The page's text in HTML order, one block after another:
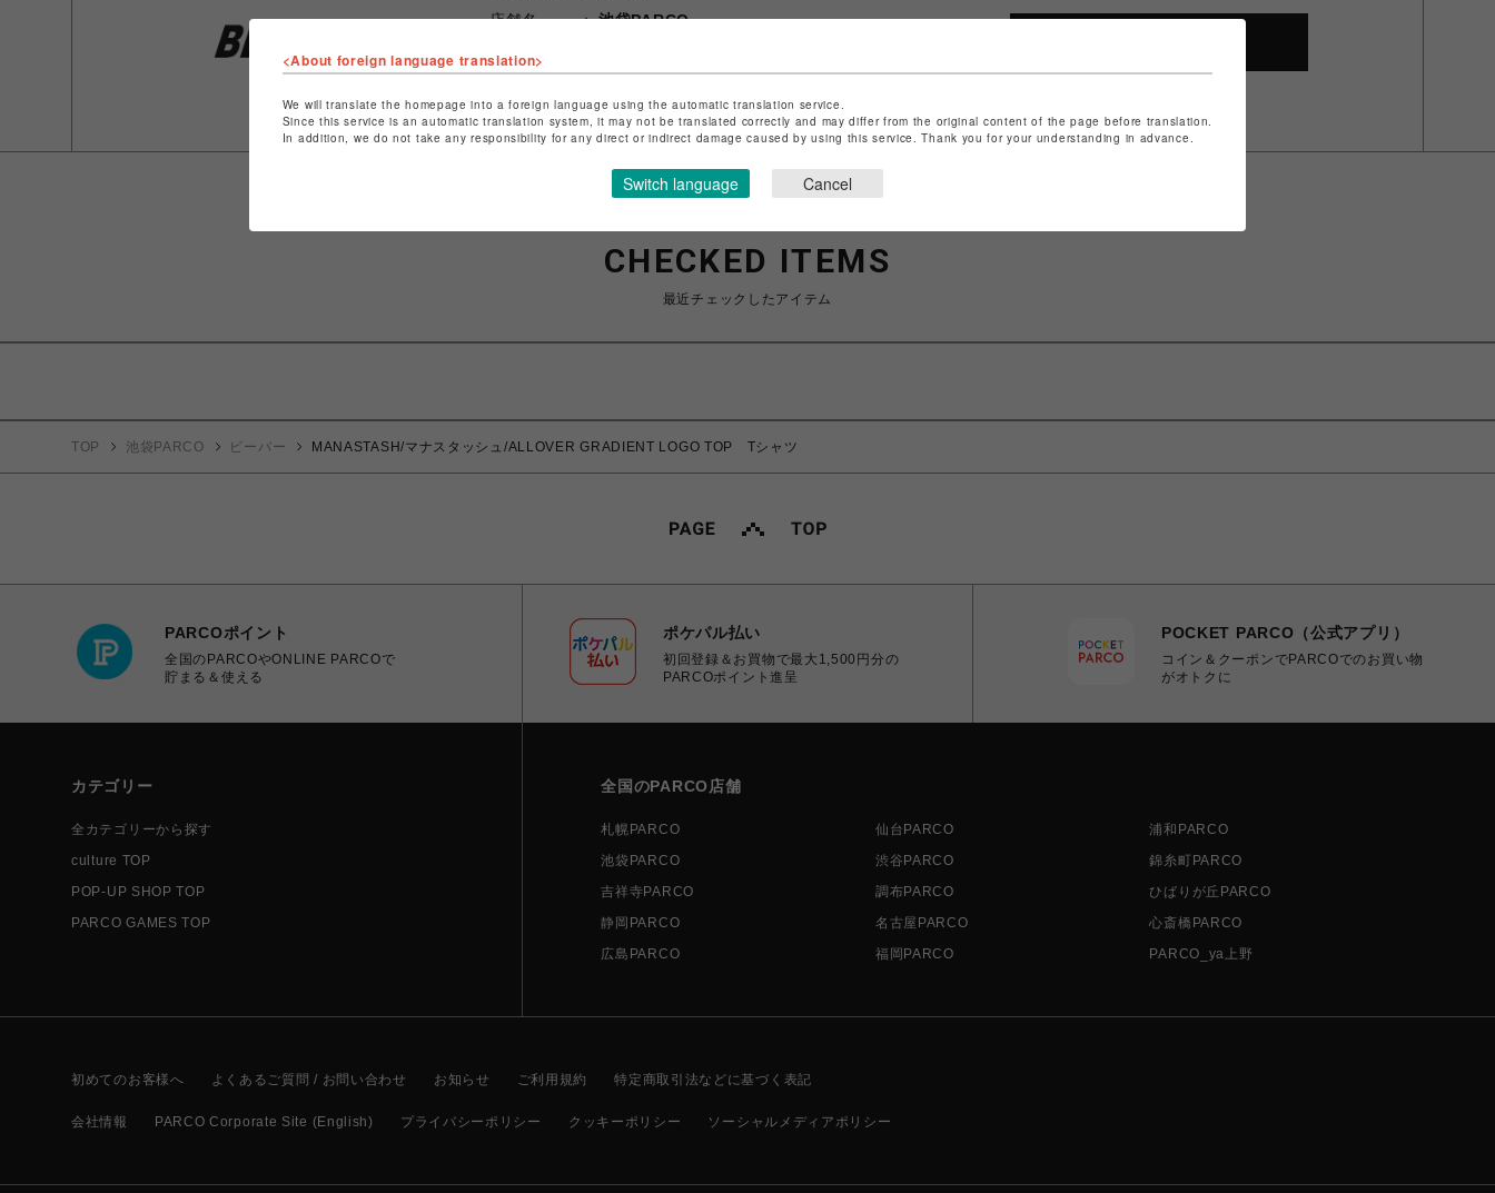
店舗名
池袋PARCO
特定商取引法など法令に基づく表記は
CHECKED ITEMS
最近チェックしたアイテム
TOP 池袋PARCO ビーバー MANASTASH/マナスタッシュ/ALLOVER GRADIENT LOGO TOP Tシャツ
PARCOポイント
全国のPARCOやONLINE PARCOで
貯まる＆使える
ポケパル払い
初回登録＆お買物で最大1,500円分の
PARCOポイント進呈
POCKET PARCO（公式アプリ）
コイン＆クーポンでPARCOでのお買い物
がオトクに
カテゴリー
全カテゴリーから探す
culture TOP
POP-UP SHOP TOP
PARCO GAMES TOP
全国のPARCO店舗
札幌PARCO 仙台PARCO
浦和PARCO
池袋PARCO
渋谷PARCO
錦糸町PARCO
吉祥寺PARCO
調布PARCO
ひばりが丘PARCO
静岡PARCO
名古屋PARCO
心斎橋PARCO
広島PARCO
福岡PARCO PARCO_ya上野
初めてのお客様へ よくあるご質問 / お問い合わせ お知らせ ご利用規約 特定商取引法などに基づく表記
会社情報 PARCO Corporate Site (English) プライバシーポリシー クッキーポリシー ソーシャルメディアポリシー
<About foreign language translation>
We will translate the homepage into a foreign language using the automatic translation service.
Since this service is an automatic translation system, it may not be translated correctly and may differ from the original content of the page before translation.
In addition, we do not take any responsibility for any direct or indirect damage caused by using this service. Thank you for your understanding in advance.
Switch language Cancel